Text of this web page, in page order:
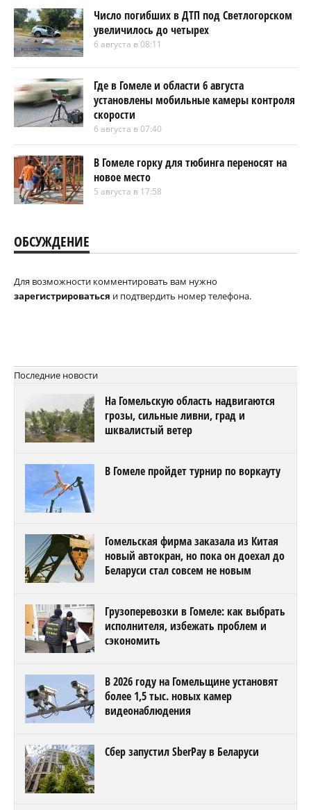
Число погибших в ДТП под Светлогорском
увеличилось до четырех
6 августа в 08:11
Где в Гомеле и области 6 августа
установлены мобильные камеры контроля
скорости
6 августа в 07:40
В Гомеле горку для тюбинга переносят на
новое место
5 августа в 17:58
ОБСУЖДЕНИЕ
Для возможности комментировать вам нужно
зарегистрироваться и подтвердить номер телефона.
Последние новости
На Гомельскую область надвигаются
грозы, сильные ливни, град и
шквалистый ветер
В Гомеле пройдет турнир по воркауту
Гомельская фирма заказала из Китая
новый автокран, но пока он доехал до
Беларуси стал совсем не новым
Грузоперевозки в Гомеле: как выбрать
исполнителя, избежать проблем и
сэкономить
В 2026 году на Гомельщине установят
более 1,5 тыс. новых камер
видеонаблюдения
Сбер запустил SberPay в Беларуси